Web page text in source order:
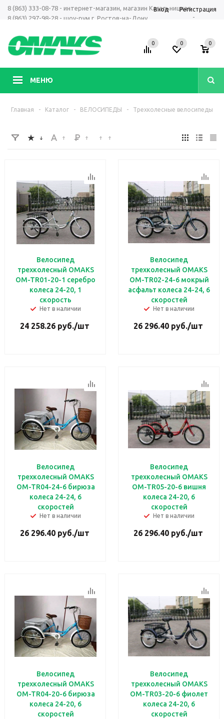
8 (863) 333-08-78 - интернет-магазин, магазин Кагальницкая
8 (863) 297-98-28 - шоу-рум г. Ростов-на-Дону
-
Вход Регистрация
МЕНЮ
0 0 0
Главная - Каталог - ВЕЛОСИПЕДЫ - Трехколесные велосипеды
Велосипед
трехколесный OMAKS
OM-TR01-20-1 серебро
колеса 24-20, 1
скорость
Нет в наличии
24 258.26руб./шт
Велосипед
трехколесный OMAKS
OM-TR02-24-6 мокрый
асфальт колеса 24-24, 6
скоростей
Нет в наличии
26 296.40руб./шт
Велосипед
трехколесный OMAKS
OM-TR04-24-6 бирюза
колеса 24-24, 6
скоростей
Нет в наличии
26 296.40руб./шт
Велосипед
трехколесный OMAKS
OM-TR05-20-6 вишня
колеса 24-20, 6
скоростей
Нет в наличии
26 296.40руб./шт
Велосипед
трехколесный OMAKS
OM-TR04-20-6 бирюза
колеса 24-20, 6
скоростей
Велосипед
трехколесный OMAKS
OM-TR03-20-6 фиолет
колеса 24-20, 6
скоростей